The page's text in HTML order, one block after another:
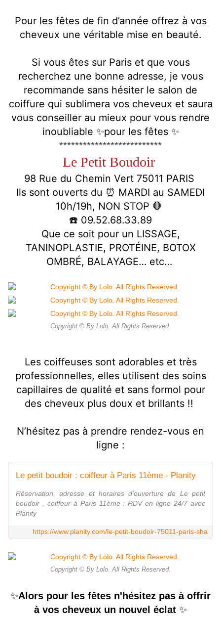
Pour les fêtes de fin d’année offrez à vos
cheveux une véritable mise en beauté.
Si vous êtes sur Paris et que vous
recherchez une bonne adresse, je vous
recommande sans hésiter le salon de
coiffure qui sublimera vos cheveux et saura
vous conseiller au mieux pour vous rendre
inoubliable ✨pour les fêtes ✨
**************************
Le Petit Boudoir
98 Rue du Chemin Vert 75011 PARIS
Ils sont ouverts du ⏰ MARDI au SAMEDI
10h/19h, NON STOP 🛑
☎️ 09.52.68.33.89
Que ce soit pour un LISSAGE,
TANINOPLASTIE, PROTÉINE, BOTOX
OMBRÉ, BALAYAGE… etc…
Copyright © By Lolo. All Rights Reserved.
Les coiffeuses sont adorables et très
professionnelles, elles utilisent des soins
capillaires de qualité et sans formol pour
des cheveux plus doux et brillants !!
N’hésitez pas à prendre rendez-vous en
ligne :
Le petit boudoir : coiffeur à Paris 11ème - Planity
Réservation, adresse et horaires d'ouverture de Le petit
boudoir , coiffeur à Paris 11ème : RDV en ligne 24/7 avec
Planity
https://www.planity.com/le-petit-boudoir-75011-paris-sha
Copyright © By Lolo. All Rights Reserved.
✨Alors pour les fêtes n'hésitez pas à offrir
à vos cheveux un nouvel éclat ✨